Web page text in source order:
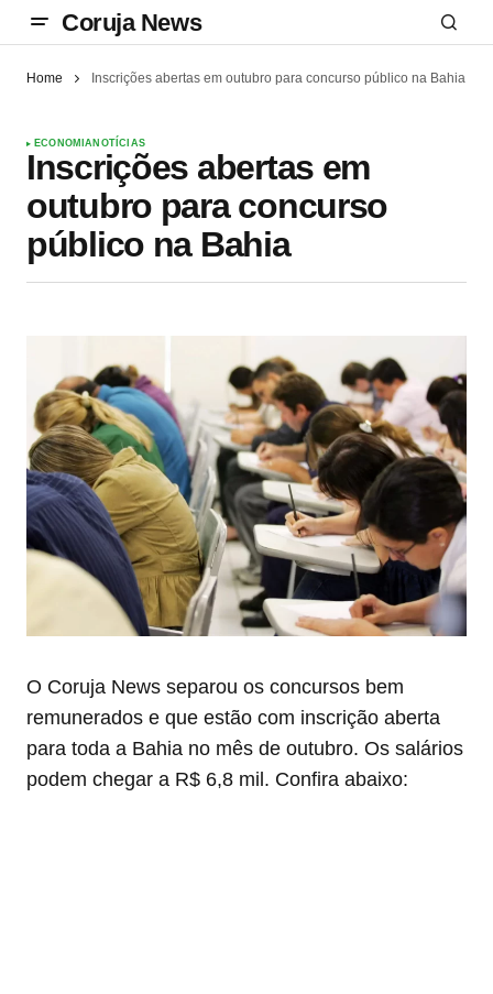
Coruja News
Home Inscrições abertas em outubro para concurso público na Bahia
ECONOMIANOTÍCIAS
Inscrições abertas em
outubro para concurso
público na Bahia
O Coruja News separou os concursos bem
remunerados e que estão com inscrição aberta
para toda a Bahia no mês de outubro. Os salários
podem chegar a R$ 6,8 mil. Confira abaixo: